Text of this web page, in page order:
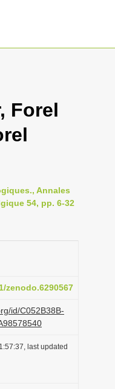
Forel
Annales
54, pp. 6-32
zenodo.6290567
id/C052B38B-
last updated